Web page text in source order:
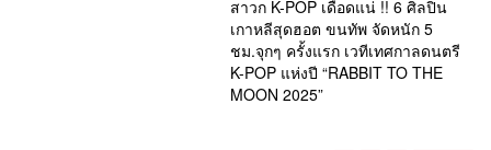
สาวก K-POP เดือดแน่ !! 6 ศิลปิน
เกาหลีสุดฮอต ขนทัพ จัดหนัก 5
ชม.จุกๆ ครั้งแรก เวทีเทศกาลดนตรี
K-POP แห่งปี “RABBIT TO THE
MOON 2025”